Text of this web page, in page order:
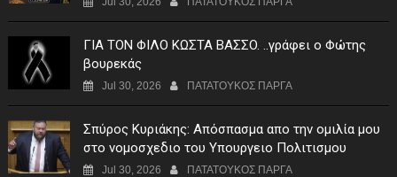
ΓIA TON ΦIΛO KΩΣTA BAΣΣO. ..γράφει ο Φώτης
βουρεκάς
Jul 30, 2026 ΠΑΤΑΤΟΥΚΟΣ ΠΑΡΓΑ
Σπύρος Κυριάκης: Απόσπασμα απο την ομιλία μου
στο νομοσχεδιο του Υπουργειο Πολιτισμου
Jul 30, 2026 ΠΑΤΑΤΟΥΚΟΣ ΠΑΡΓΑ